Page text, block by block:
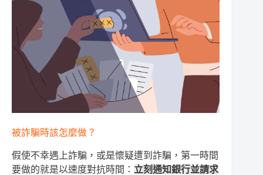
被詐騙時該怎麼做？
假使不幸遇上詐騙，或是懷疑遭到詐騙，第一時間
要做的就是以速度對抗時間： 立刻通知銀行並請求